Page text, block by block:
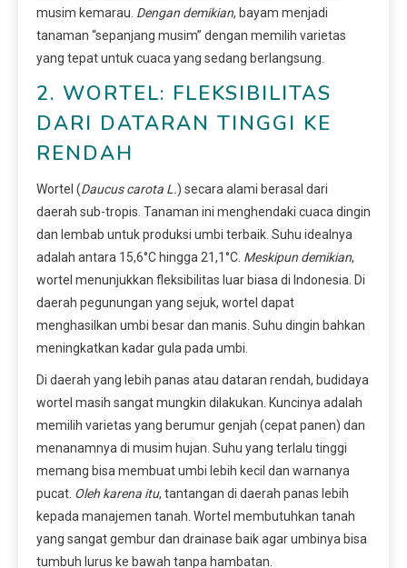
musim kemarau. Dengan demikian, bayam menjadi
tanaman “sepanjang musim” dengan memilih varietas
yang tepat untuk cuaca yang sedang berlangsung.
2. WORTEL: FLEKSIBILITAS
DARI DATARAN TINGGI KE
RENDAH
Wortel (Daucus carota L.) secara alami berasal dari
daerah sub-tropis. Tanaman ini menghendaki cuaca dingin
dan lembab untuk produksi umbi terbaik. Suhu idealnya
adalah antara 15,6°C hingga 21,1°C. Meskipun demikian,
wortel menunjukkan fleksibilitas luar biasa di Indonesia. Di
daerah pegunungan yang sejuk, wortel dapat
menghasilkan umbi besar dan manis. Suhu dingin bahkan
meningkatkan kadar gula pada umbi.
Di daerah yang lebih panas atau dataran rendah, budidaya
wortel masih sangat mungkin dilakukan. Kuncinya adalah
memilih varietas yang berumur genjah (cepat panen) dan
menanamnya di musim hujan. Suhu yang terlalu tinggi
memang bisa membuat umbi lebih kecil dan warnanya
pucat. Oleh karena itu, tantangan di daerah panas lebih
kepada manajemen tanah. Wortel membutuhkan tanah
yang sangat gembur dan drainase baik agar umbinya bisa
tumbuh lurus ke bawah tanpa hambatan.